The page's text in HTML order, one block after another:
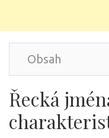
Obsah
Řecká